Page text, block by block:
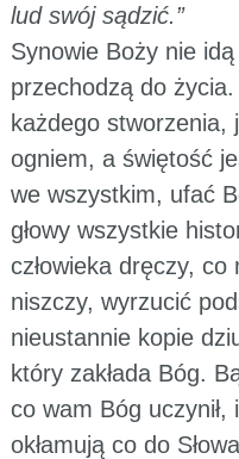
lud swój sądzić.”
Synowie Boży nie
przechodzą do
każdego stworzenia,
ogniem, a świętość
we wszystkim, ufać
głowy wszystkie
człowieka dręczy,
niszczy, wyrzucić
nieustannie kopie
który zakłada Bóg.
co wam Bóg uczynił,
okłamują co do